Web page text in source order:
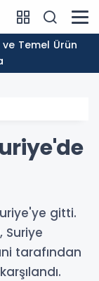
gitti.
Suriye
tarafından